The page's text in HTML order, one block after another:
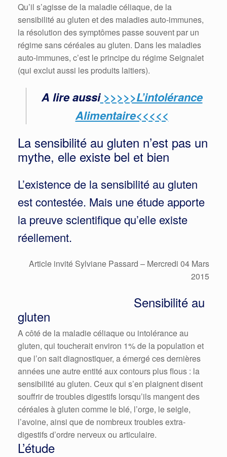
Qu’il s’agisse de la maladie céliaque, de la
sensibilité au gluten et des maladies auto-immunes,
la résolution des symptômes passe souvent par un
régime sans céréales au gluten. Dans les maladies
auto-immunes, c’est le principe du régime Seignalet
(qui exclut aussi les produits laitiers).
A lire aussi>>>>>L’intolérance
Alimentaire<<<<<
La sensibilité au gluten n’est pas un
mythe, elle existe bel et bien
L’existence de la sensibilité au gluten
est contestée. Mais une étude apporte
la preuve scientifique qu’elle existe
réellement.
Article invité Sylviane Passard – Mercredi 04 Mars
2015
Sensibilité au
gluten
A côté de la maladie céliaque ou intolérance au
gluten, qui toucherait environ 1% de la population et
que l’on sait diagnostiquer, a émergé ces dernières
années une autre entité aux contours plus flous : la
sensibilité au gluten. Ceux qui s’en plaignent disent
souffrir de troubles digestifs lorsqu’ils mangent des
céréales à gluten comme le blé, l’orge, le seigle,
l’avoine, ainsi que de nombreux troubles extra-
digestifs d’ordre nerveux ou articulaire.
L’étude